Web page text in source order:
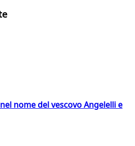
nome del vescovo Angelelli e